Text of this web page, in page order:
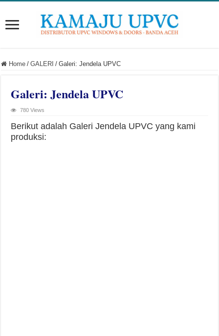
Home / GALERI / Galeri: Jendela UPVC
Galeri: Jendela UPVC
780 Views
Berikut adalah Galeri Jendela UPVC yang kami
produksi: